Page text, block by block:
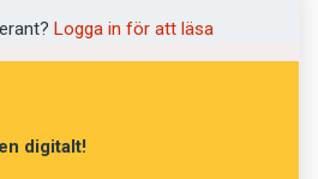
lösning är med och
Logga in för att läsa
digitalt!